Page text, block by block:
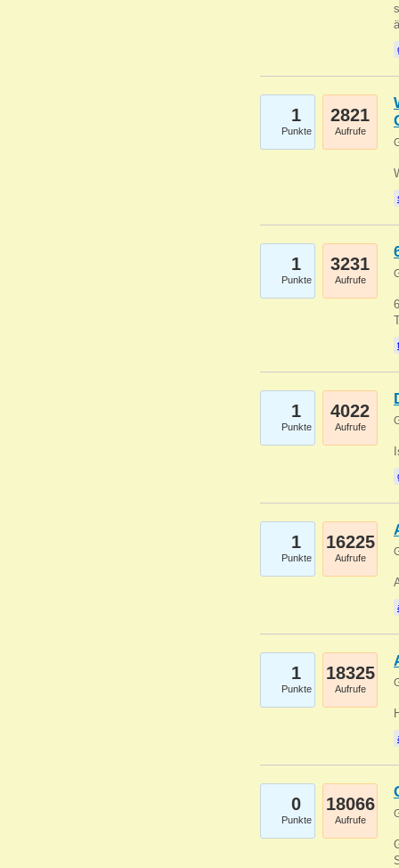
1
Punkte
2821
Aufrufe
1
Punkte
3231
Aufrufe
1
Punkte
4022
Aufrufe
1
Punkte
16225
Aufrufe
1
Punkte
18325
Aufrufe
0
Punkte
18066
Aufrufe